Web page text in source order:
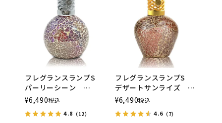
フレグランスランプS
パーリーシーン
ASHLEIGH&BURWOOD
（アシュレイアンドバー
ウッド）
¥6,490税込
4.8 （12）
フレグランスランプS
デザートサンライズ
ASHLEIGH&BURWOOD
（アシュレイアンドバー
ウッド）
¥6,490税込
4.6（7）